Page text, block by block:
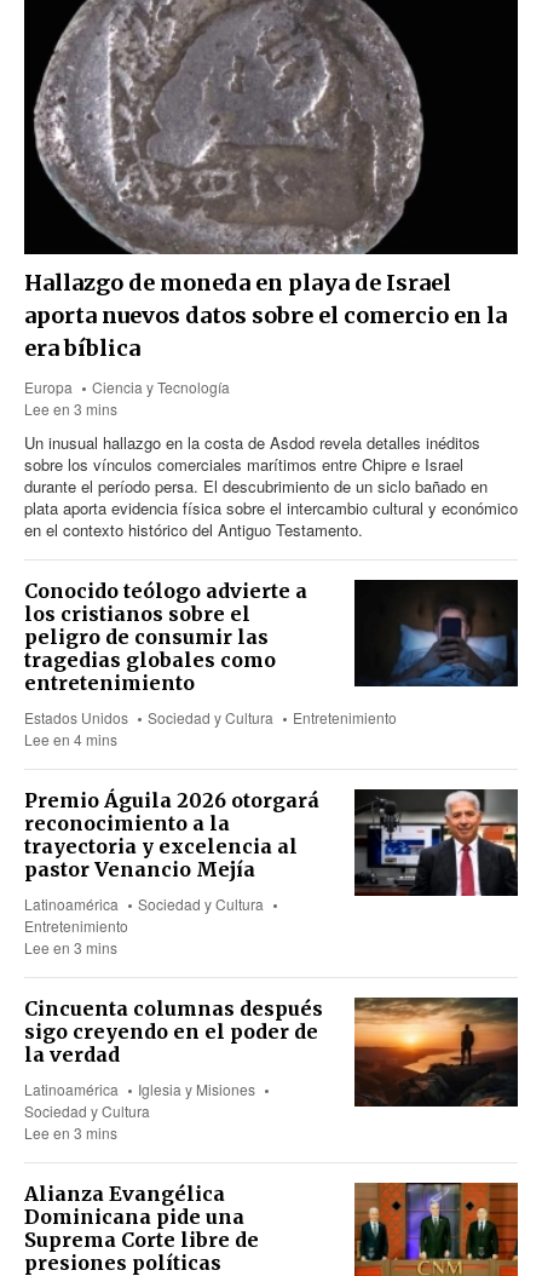
Hallazgo de moneda en playa de Israel
aporta nuevos datos sobre el comercio en la
era bíblica
Europa
Ciencia y Tecnología
Lee en 3 mins
Un inusual hallazgo en la costa de Asdod revela detalles inéditos
sobre los vínculos comerciales marítimos entre Chipre e Israel
durante el período persa. El descubrimiento de un siclo bañado en
plata aporta evidencia física sobre el intercambio cultural y económico
en el contexto histórico del Antiguo Testamento.
Conocido teólogo advierte a
los cristianos sobre el
peligro de consumir las
tragedias globales como
entretenimiento
Estados Unidos Sociedad y Cultura
Entretenimiento
Lee en 4 mins
Premio Águila 2026 otorgará
reconocimiento a la
trayectoria y excelencia al
pastor Venancio Mejía
Latinoamérica
Sociedad y Cultura
Entretenimiento
Lee en 3 mins
Cincuenta columnas después
sigo creyendo en el poder de
la verdad
Latinoamérica
Iglesia y Misiones
Sociedad y Cultura
Lee en 3 mins
Alianza Evangélica
Dominicana pide una
Suprema Corte libre de
presiones políticas